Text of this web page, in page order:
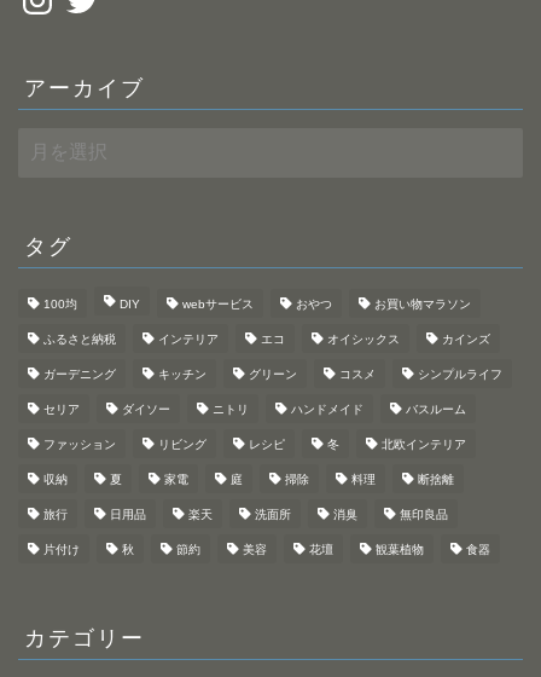
アーカイブ
ー
ブ
タグ
100均 DIY webサービス おやつ お買い物マラソン
ふるさと納税 インテリア エコ オイシックス カインズ
ガーデニング キッチン グリーン コスメ シンプルライフ
セリア ダイソー ニトリ ハンドメイド バスルーム
ファッション リビング レシピ 冬 北欧インテリア
収納 夏 家電 庭 掃除 料理 断捨離
旅行 日用品 楽天 洗面所 消臭 無印良品
片付け 秋 節約 美容 花壇 観葉植物 食器
カテゴリー